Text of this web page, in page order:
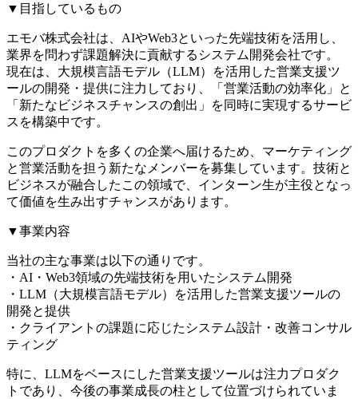
▼目指しているもの
エモバ株式会社は、AIやWeb3といった先端技術を活用し、
業界を問わず課題解決に貢献するシステム開発会社です。
現在は、大規模言語モデル（LLM）を活用した営業支援ツ
ールの開発・提供に注力しており、「営業活動の効率化」と
「新たなビジネスチャンスの創出」を同時に実現するサービ
スを構築中です。
このプロダクトを多くの企業へ届けるため、マーケティング
と営業活動を担う新たなメンバーを募集しています。技術と
ビジネスが融合したこの領域で、インターン生が主役となっ
て価値を生み出すチャンスがあります。
▼事業内容
当社の主な事業は以下の通りです。
・AI・Web3領域の先端技術を用いたシステム開発
・LLM（大規模言語モデル）を活用した営業支援ツールの
開発と提供
・クライアントの課題に応じたシステム設計・改善コンサル
ティング
特に、LLMをベースにした営業支援ツールは注力プロダク
トであり、今後の事業成長の柱として位置づけられていま